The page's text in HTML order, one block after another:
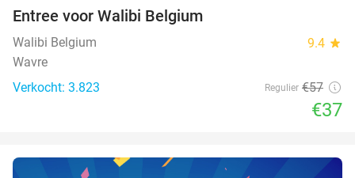
Entree voor Walibi Belgium
Walibi Belgium 9.4 star
Wavre
Verkocht: 3.823
Regulier €57
€37